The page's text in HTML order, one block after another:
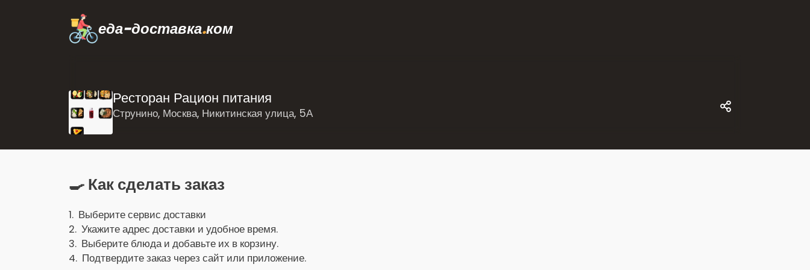
еда-доставка.ком
Ресторан Рацион питания
Струнино, Москва, Никитинская улица, 5А
🍳 Как сделать заказ
1. Выберите сервис доставки
2. Укажите адрес доставки и удобное время.
3. Выберите блюда и добавьте их в корзину.
4. Подтвердите заказ через сайт или приложение.